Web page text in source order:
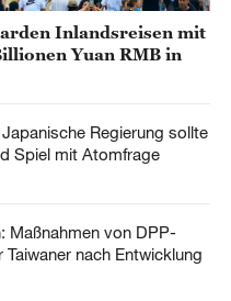
Inlandsreisen mit
Yuan RMB in
Regierung sollte
Spiel mit Atomfrage
Maßnahmen von DPP-
nach Entwicklung